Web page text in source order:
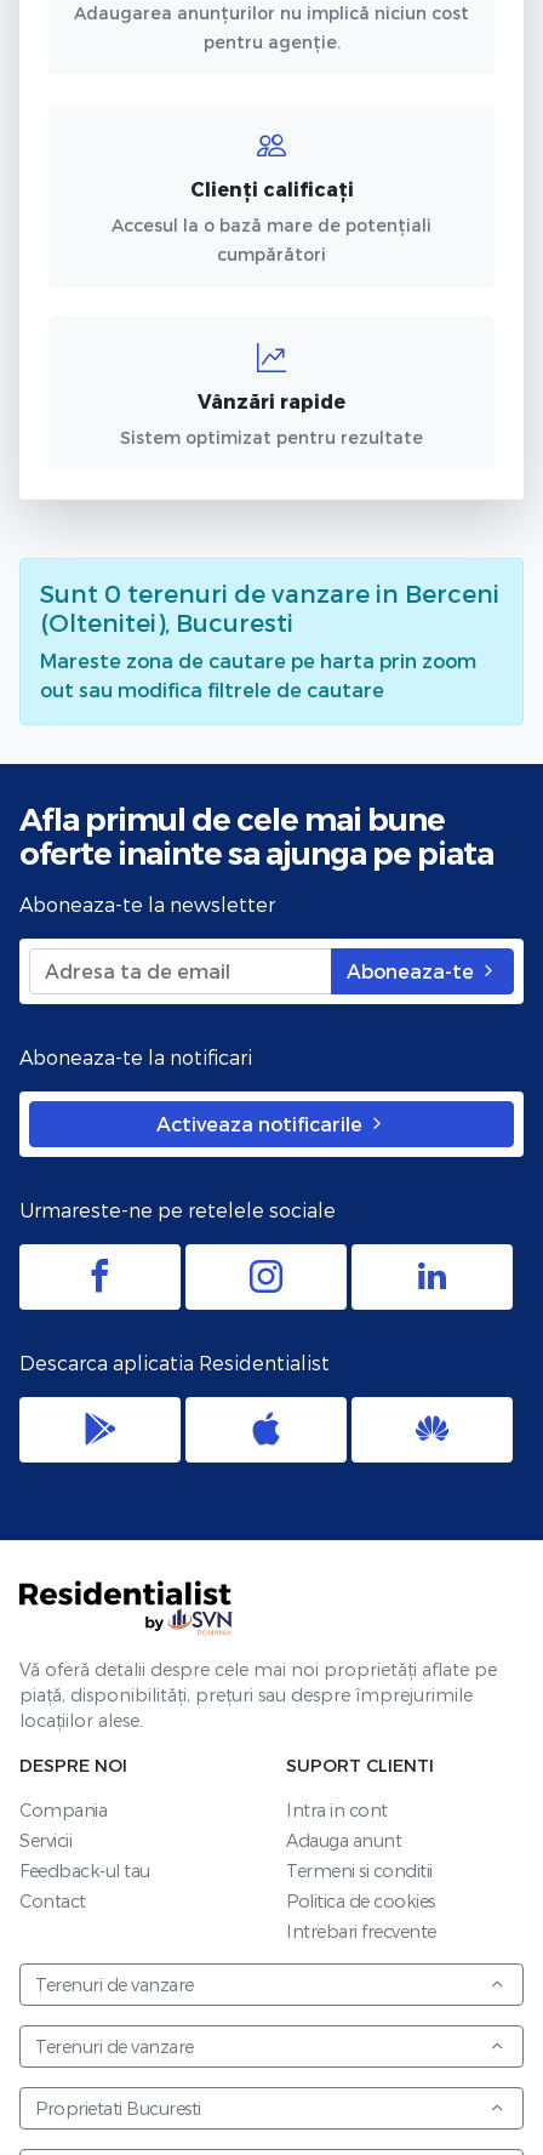
Adaugarea anunțurilor nu implică niciun cost
pentru agenție.
Clienți calificați
Accesul la o bază mare de potențiali
cumpărători
Vânzări rapide
Sistem optimizat pentru rezultate
Sunt 0 terenuri de vanzare in Berceni
(Oltenitei), Bucuresti
Mareste zona de cautare pe harta prin zoom
out sau modifica filtrele de cautare
Afla primul de cele mai bune
oferte inainte sa ajunga pe piata
Aboneaza-te la newsletter
Aboneaza-te
Aboneaza-te la notificari
Activeaza notificarile
Urmareste-ne pe retelele sociale
Descarca aplicatia Residentialist
Vă oferă detalii despre cele mai noi proprietăți aflate pe
piață, disponibilități, prețuri sau despre împrejurimile
locațiilor alese.
DESPRE NOI
Compania
Servicii
Feedback-ul tau
Contact
SUPORT CLIENTI
Intra in cont
Adauga anunt
Termeni si conditii
Politica de cookies
Intrebari frecvente
Terenuri de vanzare
Terenuri de vanzare
Proprietati Bucuresti